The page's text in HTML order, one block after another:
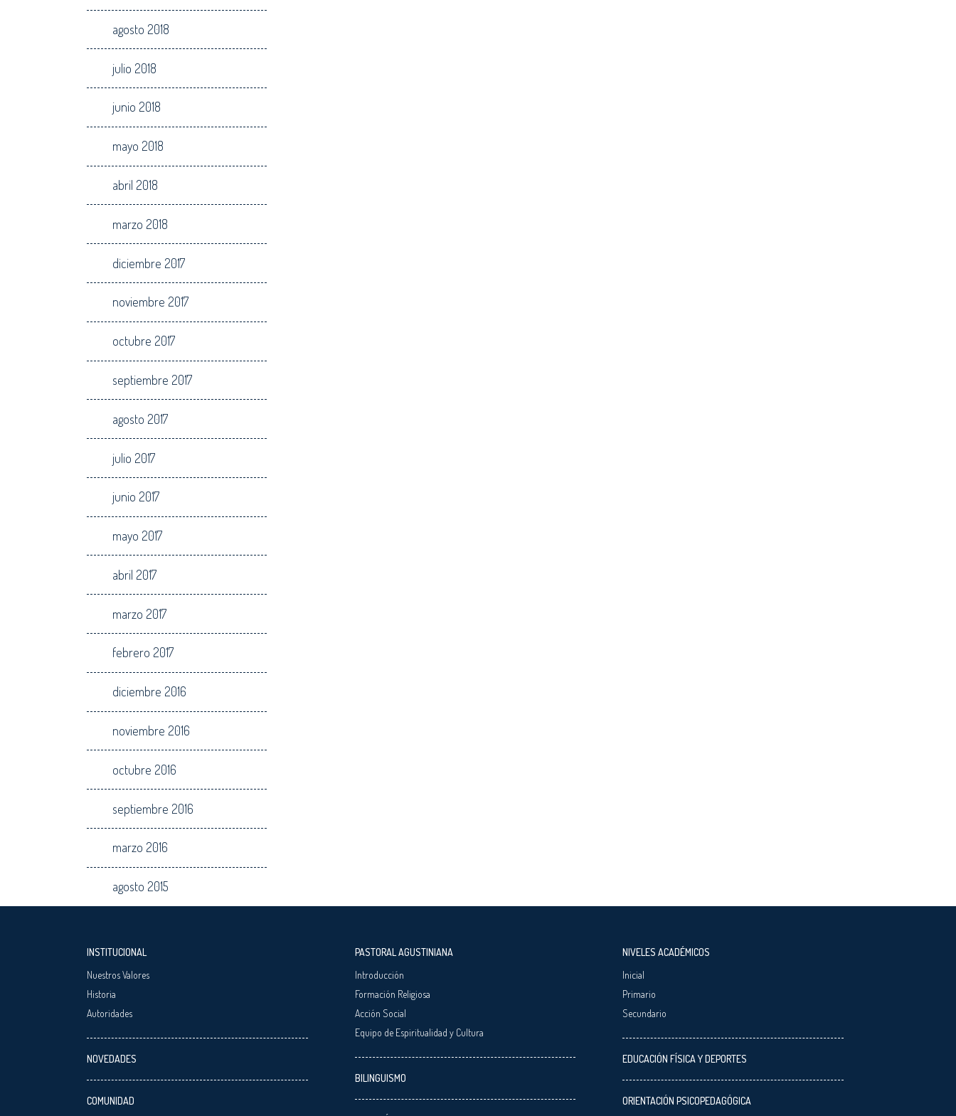
agosto 2018
julio 2018
junio 2018
mayo 2018
abril 2018
marzo 2018
diciembre 2017
noviembre 2017
octubre 2017
septiembre 2017
agosto 2017
julio 2017
junio 2017
mayo 2017
abril 2017
marzo 2017
febrero 2017
diciembre 2016
noviembre 2016
octubre 2016
septiembre 2016
marzo 2016
agosto 2015
INSTITUCIONAL
Nuestros Valores
Historia
Autoridades
NOVEDADES
COMUNIDAD
PASTORAL AGUSTINIANA
Introducción
Formación Religiosa
Acción Social
Equipo de Espiritualidad y Cultura
BILINGUISMO
NIVELES ACADÉMICOS
Inicial
Primario
Secundario
EDUCACIÓN FÍSICA Y DEPORTES
ORIENTACIÓN PSICOPEDAGÓGICA